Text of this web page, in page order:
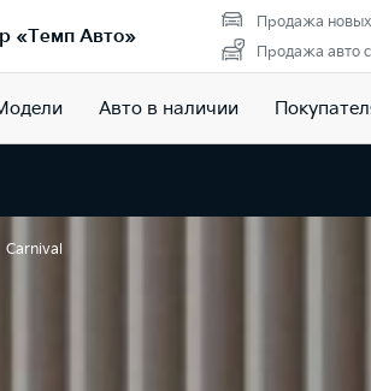
«Темп Авто»
Продажа
Продажа авто
Авто в наличии
Carnival